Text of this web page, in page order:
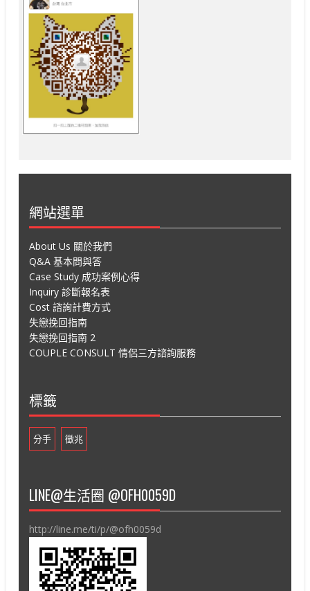
網站選單
About Us 關於我們
Q&A 基本問與答
Case Study 成功案例心得
Inquiry 診斷報名表
Cost 諮詢計費方式
失戀挽回指南
失戀挽回指南 2
COUPLE CONSULT 情侶三方諮詢服務
標籤
分手 徵兆
LINE@生活圈 @OFH0059D
http://line.me/ti/p/@ofh0059d